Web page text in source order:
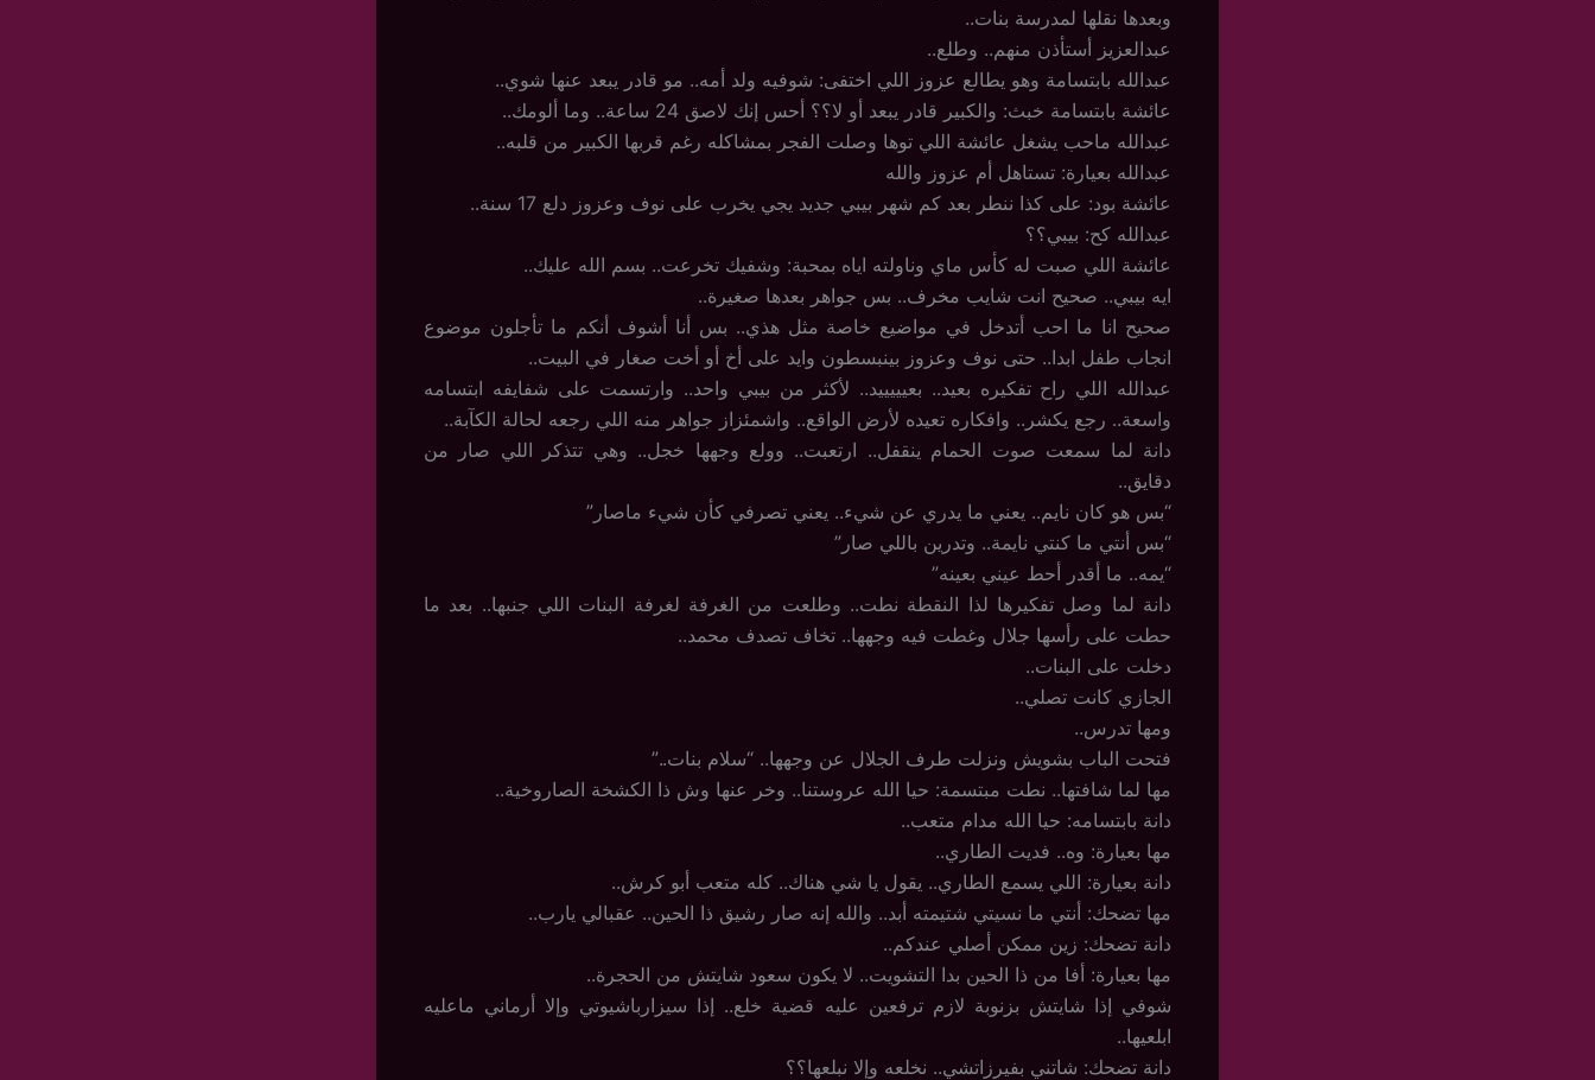
وبعدها نقلها لمدرسة بنات..
عبدالعزيز أستأذن منهم.. وطلع..
عبدالله بابتسامة وهو يطالع عزوز اللي اختفى: شوفيه ولد أمه.. مو قادر يبعد عنها شوي..
عائشة بابتسامة خبث: والكبير قادر يبعد أو لا؟؟ أحس إنك لاصق 24 ساعة.. وما ألومك..
عبدالله ماحب يشغل عائشة اللي توها وصلت الفجر بمشاكله رغم قربها الكبير من قلبه..
عبدالله بعيارة: تستاهل أم عزوز والله
عائشة بود: على كذا ننطر بعد كم شهر بيبي جديد يجي يخرب على نوف وعزوز دلع 17 سنة..
عبدالله كح: بيبي؟؟
عائشة اللي صبت له كأس ماي وناولته اياه بمحبة: وشفيك تخرعت.. بسم الله عليك..
ايه بيبي.. صحيح انت شايب مخرف.. بس جواهر بعدها صغيرة..
صحيح انا ما احب أتدخل في مواضيع خاصة مثل هذي.. بس أنا أشوف أنكم ما تأجلون موضوع
انجاب طفل ابدا.. حتى نوف وعزوز بينبسطون وايد على أخ أو أخت صغار في البيت..
عبدالله اللي راح تفكيره بعيد.. بعيييييد.. لأكثر من بيبي واحد.. وارتسمت على شفايفه ابتسامه
واسعة.. رجع يكشر.. وافكاره تعيده لأرض الواقع.. واشمئزاز جواهر منه اللي رجعه لحالة الكآبة..
دانة لما سمعت صوت الحمام ينقفل.. ارتعبت.. وولع وجهها خجل.. وهي تتذكر اللي صار من
دقايق..
“بس هو كان نايم.. يعني ما يدري عن شيء.. يعني تصرفي كأن شيء ماصار”
“بس أنتي ما كنتي نايمة.. وتدرين باللي صار”
“يمه.. ما أقدر أحط عيني بعينه”
دانة لما وصل تفكيرها لذا النقطة نطت.. وطلعت من الغرفة لغرفة البنات اللي جنبها.. بعد ما
حطت على رأسها جلال وغطت فيه وجهها.. تخاف تصدف محمد..
دخلت على البنات..
الجازي كانت تصلي..
ومها تدرس..
فتحت الباب بشويش ونزلت طرف الجلال عن وجهها.. “سلام بنات..”
مها لما شافتها.. نطت مبتسمة: حيا الله عروستنا.. وخر عنها وش ذا الكشخة الصاروخية..
دانة بابتسامه: حيا الله مدام متعب..
مها بعيارة: وه.. فديت الطاري..
دانة بعيارة: اللي يسمع الطاري.. يقول يا شي هناك.. كله متعب أبو كرش..
مها تضحك: أنتي ما نسيتي شتيمته أبد.. والله إنه صار رشيق ذا الحين.. عقبالي يارب..
دانة تضحك: زين ممكن أصلي عندكم..
مها بعيارة: أفا من ذا الحين بدا التشويت.. لا يكون سعود شايتش من الحجرة..
شوفي إذا شايتش بزنوبة لازم ترفعين عليه قضية خلع.. إذا سيزارباشيوتي وإلا أرماني ماعليه
ابلعيها..
دانة تضحك: شاتني بفيرزاتشي.. نخلعه وإلا نبلعها؟؟